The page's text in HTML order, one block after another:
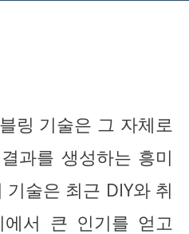
링 기술은 그 자체로
과를 생성하는 흥미
술은 최근 DIY와 취
에서 큰 인기를 얻고